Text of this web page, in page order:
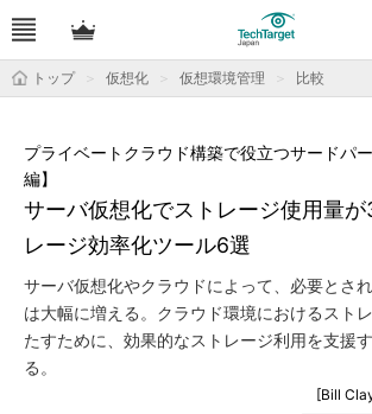
トップ 仮想化 仮想環境管理 比較
サーバ仮想化でストレージ使用量
レージ効率化ツール6選
プライベートクラウド構築で役立つサードパ
編】
サーバ仮想化やクラウドによって、必要とさ
は大幅に増える。クラウド環境におけるスト
たすために、効果的なストレージ利用を支援
る。
[Bill